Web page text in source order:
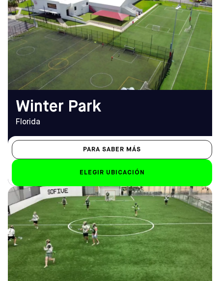
APERTURA
De lunes a viernes
10.00 h - 12.00 h
Sáb-Dom
De 8.00 a 23.00 horas (7.00
horas los domingos)
825 Courtland St,
Orlando, FL 32804
Cómo llegar
TELÉFONO
(407) 641-4791
EMAIL
winterpark@sofive.com
Winter Park
Florida
PARA SABER MÁS
ELEGIR UBICACIÓN
HORARIO DE
APERTURA
De lunes a viernes
De 9.00 a 23.00 horas
Sáb-Dom
De 9.00 a 21.00 horas
DIRECCIÓN
2278 N Penn Rd, Hatfield,
PA 19440
Cómo llegar
TELÉFONO
(215) 996-1740
EMAIL